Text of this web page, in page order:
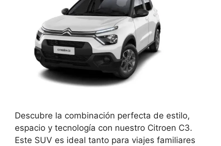
Descubre la combinación perfecta de estilo,
espacio y tecnología con nuestro Citroen C3.
Este SUV es ideal tanto para viajes familiares